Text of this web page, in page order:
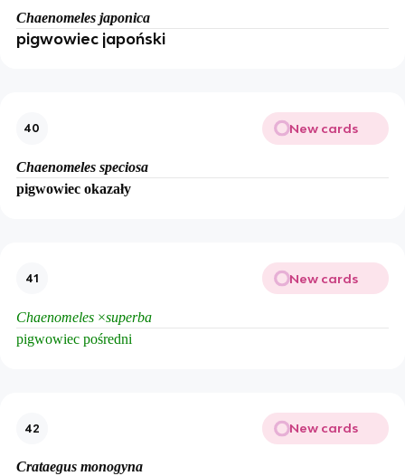
Chaenomeles japonica
pigwowiec japoński
40 New cards
Chaenomeles speciosa
pigwowiec okazały
41 New cards
Chaenomeles ×superba
pigwowiec pośredni
42 New cards
Crataegus monogyna